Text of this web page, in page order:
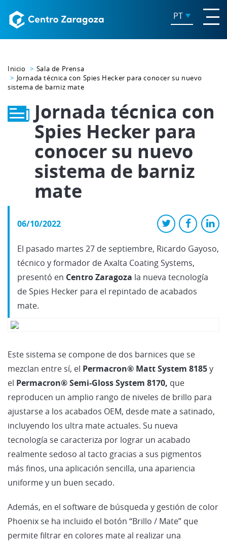
PT
Inicio
Sala de Prensa
Jornada técnica con Spies Hecker para conocer su nuevo
sistema de barniz mate
Jornada técnica con
Spies Hecker para
conocer su nuevo
sistema de barniz
mate
06/10/2022
El pasado martes 27 de septiembre, Ricardo Gayoso,
técnico y formador de Axalta Coating Systems,
presentó en Centro Zaragoza la nueva tecnología
de Spies Hecker para el repintado de acabados
mate.
Este sistema se compone de dos barnices que se
mezclan entre sí, el Permacron® Matt System 8185y
el Permacron® Semi-Gloss System 8170, que
reproducen un amplio rango de niveles de brillo para
ajustarse a los acabados OEM, desde mate a satinado,
incluyendo los ultra mate actuales. Su nueva
tecnología se caracteriza por lograr un acabado
realmente sedoso al tacto gracias a sus pigmentos
más finos, una aplicación sencilla, una apariencia
uniforme y un buen secado.
Además, en el software de búsqueda y gestión de color
Phoenix se ha incluido el botón “Brillo / Mate” que
permite filtrar en colores mate al realizar una